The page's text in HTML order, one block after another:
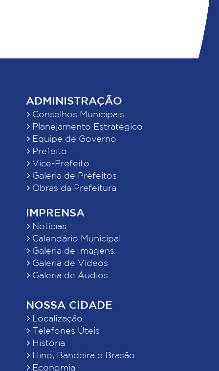
ADMINISTRAÇÃO
Conselhos Municipais
Planejamento Estratégico
Equipe de Governo
Prefeito
Vice-Prefeito
Galeria de Prefeitos
Obras da Prefeitura
IMPRENSA
Notícias
Calendário Municipal
Galeria de Imagens
Galeria de Vídeos
Galeria de Áudios
NOSSA CIDADE
Localização
Telefones Úteis
História
Hino, Bandeira e Brasão
Economia